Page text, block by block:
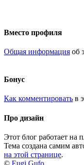
Вместо профиля
Общая информация об
Бонус
Как комментировать в
Про дизайн
Этот блог работает на
Тема создана самим
на этой странице.
© Eugi Gufo